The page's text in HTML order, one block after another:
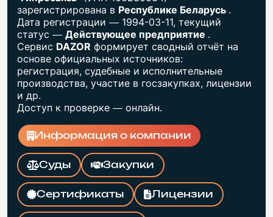
зарегистрирована в Республике Беларусь .
Дата регистрации — 1994-03-11, текущий
статус — Действующее предприятие .
Сервис DAZOR формирует сводный отчёт на
основе официальных источников:
регистрация, судебные и исполнительные
производства, участие в госзакупках, лицензии
и др.
Доступ к проверке — онлайн.
Информация о компании
Суды Закупки
Сертификаты Лицензии